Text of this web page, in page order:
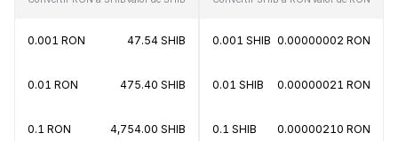
0.001 RON 47.54 SHIB
0.01 RON 475.40 SHIB
0.1 RON 4,754.00 SHIB
0.001 SHIB 0.00000002 RON
0.01 SHIB 0.00000021 RON
0.1 SHIB 0.00000210 RON